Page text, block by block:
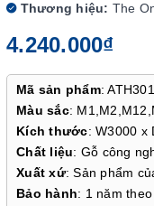
Thương hiệu: The
4.240.000₫
Mã sản phẩm:
Màu sắc:
Kích thước: W3000 x
Chất liệu: Gỗ công
Xuất xứ: Sản phẩm
Bảo hành: 1 năm